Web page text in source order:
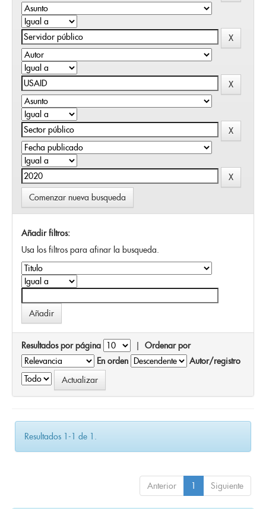
Comenzar nueva busqueda
Añadir filtros:
Usa los filtros para afinar la busqueda.
Resultados por página | Ordenar por
En orden
Autor/registro
Resultados 1-1 de 1.
Anterior 1 Siguiente